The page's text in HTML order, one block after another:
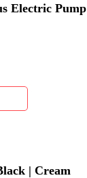
Electric Pump
| Cream